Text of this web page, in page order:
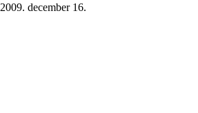
2009. december 16.